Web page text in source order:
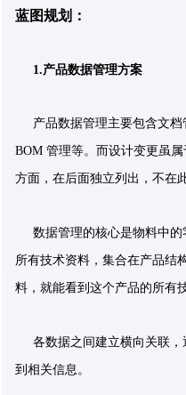
蓝图规划：
1.产品数据管理方案
产品数据管理主要包含文
BOM 管理等。而设计变更虽
方面，在后面独立列出，不在
数据管理的核心是物料中
所有技术资料，集合在产品结
料，就能看到这个产品的所有
各数据之间建立横向关联
到相关信息。